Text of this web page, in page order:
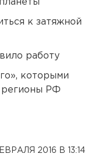
к затяжной
работу
которыми
регионы РФ
2016 В 13:14